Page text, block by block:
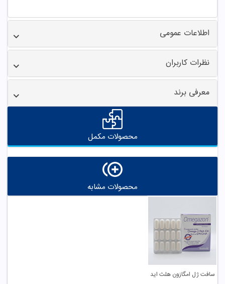
اطلاعات عمومی
نظرات کاربران
معرفی برند
محصولات مکمل
محصولات مشابه
سافت ژل امگازون هلث اید